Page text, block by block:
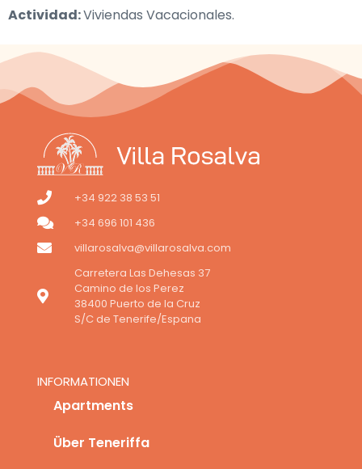
Actividad:Viviendas Vacacionales.
+34 922 38 53 51
+34 696 101 436
villarosalva@villarosalva.com
Carretera Las Dehesas 37
Camino de los Perez
38400 Puerto de la Cruz
S/C de Tenerife/Espana
INFORMATIONEN
Apartments
Über Teneriffa